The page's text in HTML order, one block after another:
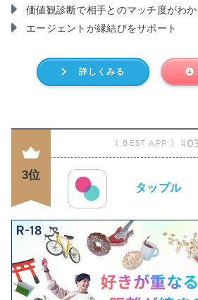
価値観診断で相手とのマッチ度がわか
エージェントが縁結びをサポート
詳しくみる
3位
タップル